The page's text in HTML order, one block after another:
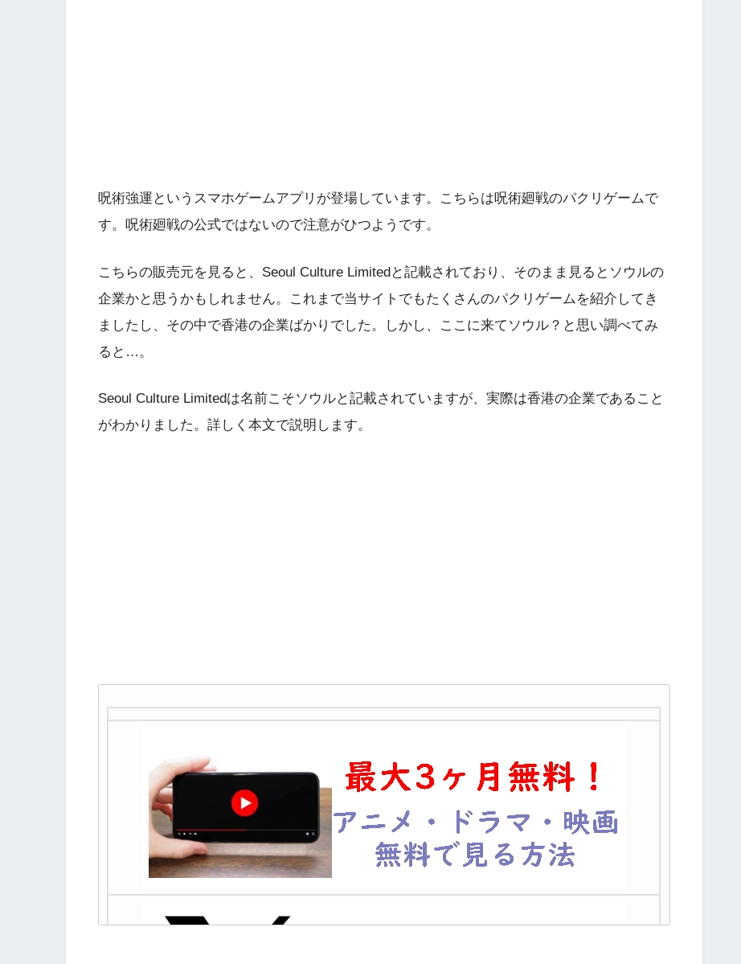
呪術強運というスマホゲームアプリが登場しています。こちらは呪術廻戦のパクリゲームで
す。呪術廻戦の公式ではないので注意がひつようです。
こちらの販売元を見ると、Seoul Culture Limitedと記載されており、そのまま見るとソウルの
企業かと思うかもしれません。これまで当サイトでもたくさんのパクリゲームを紹介してき
ましたし、その中で香港の企業ばかりでした。しかし、ここに来てソウル？と思い調べてみ
ると…。
Seoul Culture Limitedは名前こそソウルと記載されていますが、実際は香港の企業であること
がわかりました。詳しく本文で説明します。